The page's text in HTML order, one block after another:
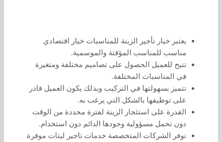
يعتبر خيار تأجير الزينة للمناسبات خيار اقتصادي
مناسب للمناسب المؤقتة والموسمية.
تتيح للعميل الحصول على تصاميم مختلفة ومتغيرة
في المناسبات المختلفة.
تتميز بسهولتها في التركيب وبذلك يكون العميل قادر
على توظيفها بالشكل التي يرغب به.
القدرة على استئجار الزينة لفترة محددة من الوقت
دون تحمل مسؤولية وجودها الدائم دون استخدام.
توفر الشركات المتخصصة خدمات تاجير ليتات موفرة